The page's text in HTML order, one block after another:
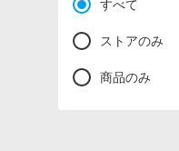
すべて
ストアのみ
商品のみ